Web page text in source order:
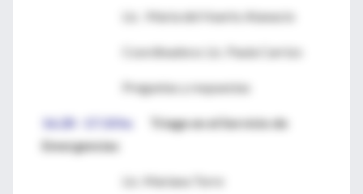
Lic. María del Huerto Atanacio
Coordinadora: Lic. Paula Carrizo
Preguntas y respuestas
16.20 - 17.10 hs
Triage en el Servicio de
Emergencias
Lic. Mariana Torre